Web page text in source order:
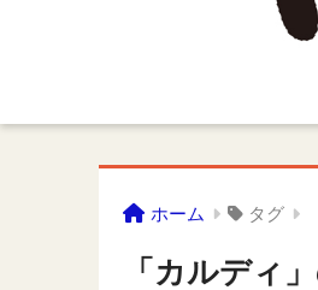
ホーム タグ
「カルディ